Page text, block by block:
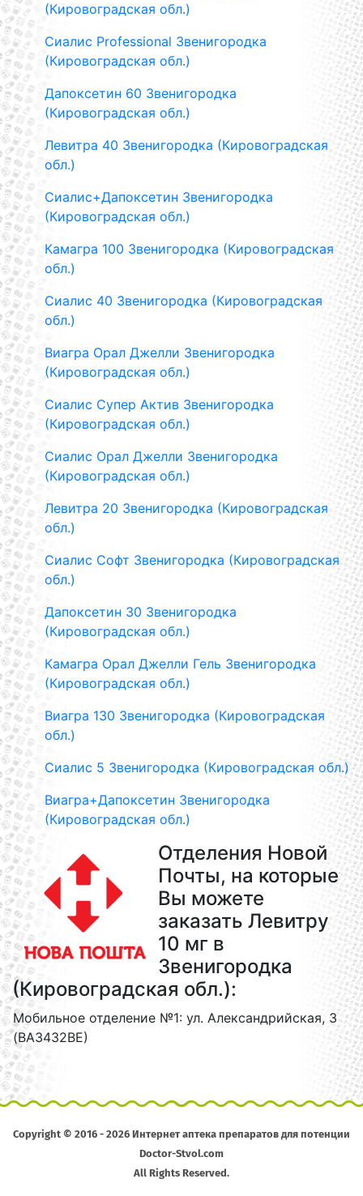
(Кировоградская обл.)
Сиалис Professional Звенигородка
(Кировоградская обл.)
Дапоксетин 60 Звенигородка
(Кировоградская обл.)
Левитра 40 Звенигородка (Кировоградская
обл.)
Сиалис+Дапоксетин Звенигородка
(Кировоградская обл.)
Камагра 100 Звенигородка (Кировоградская
обл.)
Сиалис 40 Звенигородка (Кировоградская
обл.)
Виагра Орал Джелли Звенигородка
(Кировоградская обл.)
Сиалис Супер Актив Звенигородка
(Кировоградская обл.)
Сиалис Орал Джелли Звенигородка
(Кировоградская обл.)
Левитра 20 Звенигородка (Кировоградская
обл.)
Сиалис Софт Звенигородка (Кировоградская
обл.)
Дапоксетин 30 Звенигородка
(Кировоградская обл.)
Камагра Орал Джелли Гель Звенигородка
(Кировоградская обл.)
Виагра 130 Звенигородка (Кировоградская
обл.)
Сиалис 5 Звенигородка (Кировоградская обл.)
Виагра+Дапоксетин Звенигородка
(Кировоградская обл.)
Отделения Новой
Почты, на которые
Вы можете
заказать Левитру
10 мг в
Звенигородка
(Кировоградская обл.):
Мобильное отделение №1: ул. Александрийская, 3
(ВА3432ВЕ)
Copyright © 2016 - 2026 Интернет аптека препаратов для потенции
Doctor-Stvol.com
All Rights Reserved.